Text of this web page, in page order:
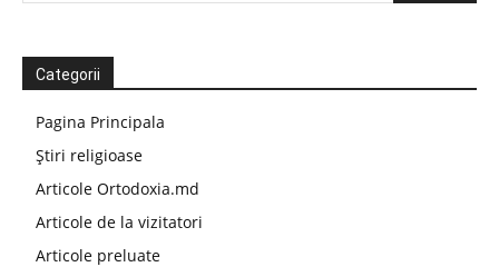
Categorii
Pagina Principala
Știri religioase
Articole Ortodoxia.md
Articole de la vizitatori
Articole preluate